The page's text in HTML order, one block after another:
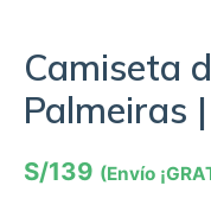
Camiseta
Palmeiras
S/139 (Envío